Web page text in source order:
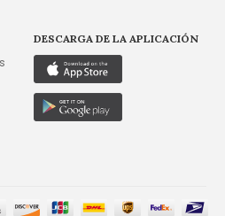
DESCARGA DE LA APLICACIÓN